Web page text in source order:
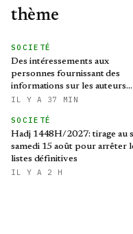
thème
SOCIETÉ
Des intéressements aux
personnes fournissant des
informations sur les auteurs
d’infractions liées aux
IL Y A 37 MIN
SOCIETÉ
Hadj 1448H/2027: tirage au
samedi 15 août pour arrêter
listes définitives
IL Y A 2 H